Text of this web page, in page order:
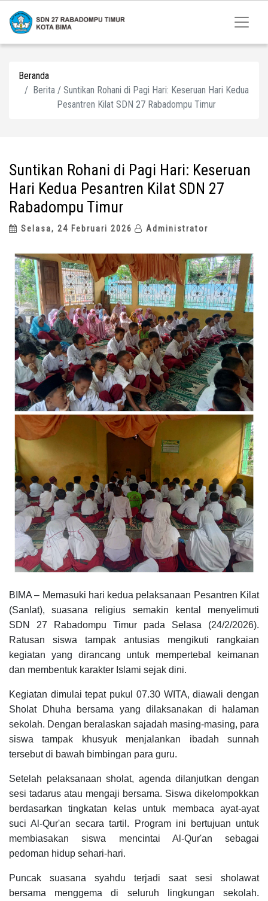
Beranda
Berita / Suntikan Rohani di Pagi Hari: Keseruan Hari Kedua
Pesantren Kilat SDN 27 Rabadompu Timur
Suntikan Rohani di Pagi Hari: Keseruan
Hari Kedua Pesantren Kilat SDN 27
Rabadompu Timur
Selasa, 24 Februari 2026 Administrator
BIMA – Memasuki hari kedua pelaksanaan Pesantren Kilat
(Sanlat), suasana religius semakin kental menyelimuti
SDN 27 Rabadompu Timur pada Selasa (24/2/2026).
Ratusan siswa tampak antusias mengikuti rangkaian
kegiatan yang dirancang untuk mempertebal keimanan
dan membentuk karakter Islami sejak dini.
Kegiatan dimulai tepat pukul 07.30 WITA, diawali dengan
Sholat Dhuha bersama yang dilaksanakan di halaman
sekolah. Dengan beralaskan sajadah masing-masing, para
siswa tampak khusyuk menjalankan ibadah sunnah
tersebut di bawah bimbingan para guru.
Setelah pelaksanaan sholat, agenda dilanjutkan dengan
sesi tadarus atau mengaji bersama. Siswa dikelompokkan
berdasarkan tingkatan kelas untuk membaca ayat-ayat
suci Al-Qur'an secara tartil. Program ini bertujuan untuk
membiasakan siswa mencintai Al-Qur'an sebagai
pedoman hidup sehari-hari.
Puncak suasana syahdu terjadi saat sesi sholawat
bersama menggema di seluruh lingkungan sekolah.